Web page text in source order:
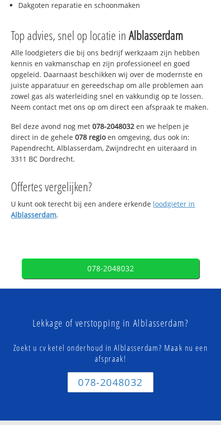
Dakgoten reparatie en schoonmaken
Top advies, snel op locatie inAlblasserdam
Alle loodgieters die bij ons bedrijf werkzaam zijn hebben
kennis en vakmanschap en zijn professioneel en goed
opgeleid. Daarnaast beschikken wij over de modernste en
juiste apparatuur en gereedschap om alle problemen aan
zowel gas als waterleiding snel en vakkundig op te lossen.
Neem contact met ons op om direct een afspraak te maken.
Bel deze avond nog met078-2048032 en we helpen je
direct in de gehele078 regioen omgeving, dus ook in:
Papendrecht, Alblasserdam, Zwijndrecht en uiteraard in
3311 BC Dordrecht.
Offertes vergelijken?
U kunt ook terecht bij een andere erkende loodgieter in
Alblasserdam.
078-2048032
Lekkage of verstopping in Alblasserdam?
Zoekt u cv ketel onderhoud in Alblasserdam? Maak nu een
afspraak!
078-2048032